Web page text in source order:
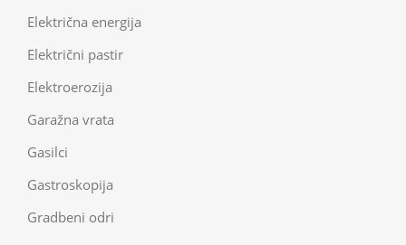
Električna energija
Električni pastir
Elektroerozija
Garažna vrata
Gasilci
Gastroskopija
Gradbeni odri